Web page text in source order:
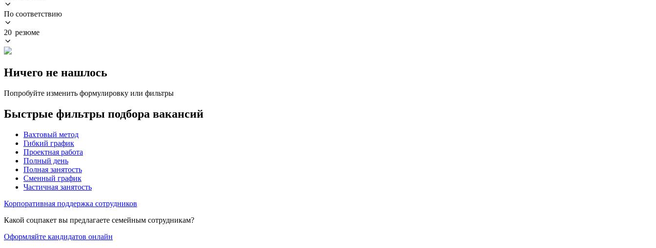
По соответствию
20 резюме
Ничего не нашлось
Попробуйте изменить формулировку или фильтры
Быстрые фильтры подбора вакансий
Вахтовый метод
Гибкий график
Проектная работа
Полный день
Полная занятость
Сменный график
Частичная занятость
Корпоративная поддержка сотрудников
Какой соцпакет вы предлагаете семейным сотрудникам?
Оформляйте кандидатов онлайн